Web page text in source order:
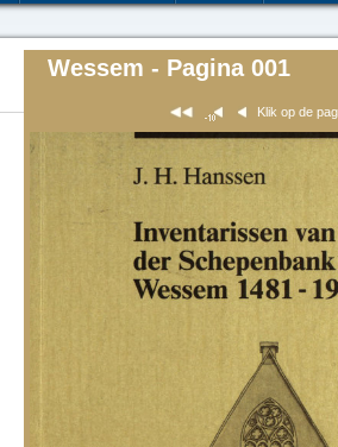
Wessem - Pagina 001
Klik op de